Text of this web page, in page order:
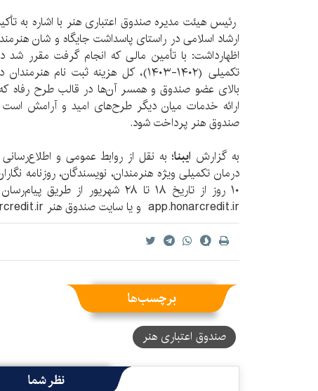
رئیس هیئت مدیره صندوق اعتباری هنر با اشاره به
ارشاد اسلامی در راستای پاسداشت جایگاه و شان
اظهارداشت: با تأمین مالی که انجام گرفت مقرر شد
بالای عضو صندوق و همسر آن‌ها در قالب طرح رفاه
ارائه خدمات میان دیگر طرح‌های امید و آرامش است
صندوق هنر پرداخت شود.
به گزارش ایبنا؛ به نقل از روابط عمومی و
درمان تکمیلی ویژه هنرمندان، نویسندگان، روزنامه
۱۰ روز از تاریخ ۱۸ تا ۲۸ شهریور
app.honarcredit.ir و یا سایت صندوق هنر Profile.honarcredit.ir انجام می‌شود.
برچسب‌ها
صندوق اعتباری هنر
نظر شما